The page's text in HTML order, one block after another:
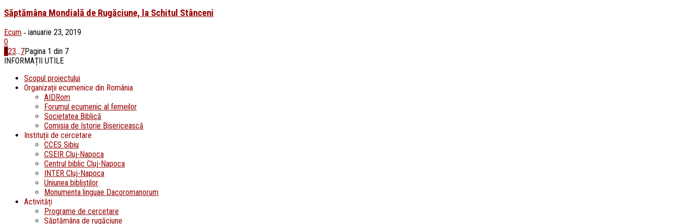
Săptămâna Mondială de Rugăciune, la Schitul Stânceni
Ecum - ianuarie 23, 2019
0
123...7Pagina 1 din 7
INFORMAȚII UTILE
Scopul proiectului
Organizații ecumenice din România
AIDRom
Forumul ecumenic al femeilor
Societatea Biblică
Comisia de Istorie Bisericească
Instituții de cercetare
CCES Sibiu
CSEIR Cluj-Napoca
Centrul biblic Cluj-Napoca
INTER Cluj-Napoca
Uniunea bibliştilor
Monumenta linguae Dacoromanorum
Activități
Programe de cercetare
Săptămâna de rugăciune